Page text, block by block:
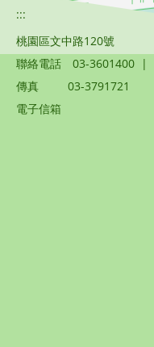
:::
桃園區文中路120號
聯絡電話
03-3601400 |
傳真
03-3791721
電子信箱